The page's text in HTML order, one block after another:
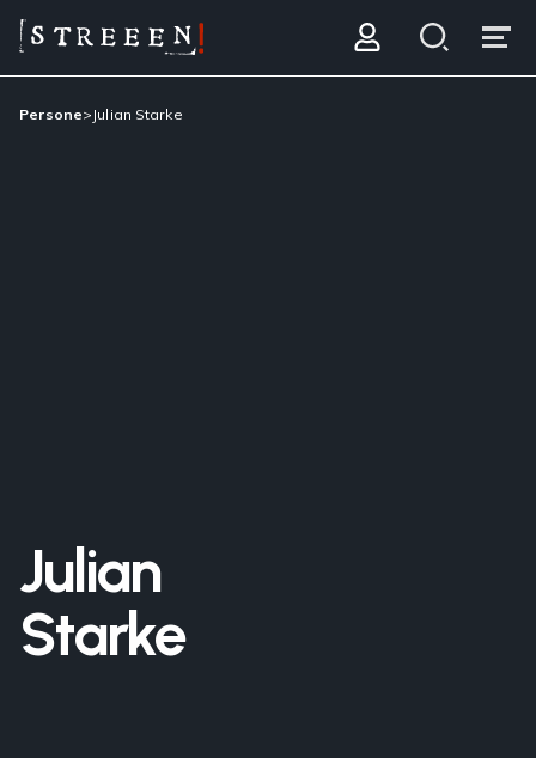
Persone> Julian Starke
Julian
Starke